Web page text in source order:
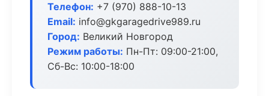
Телефон: +7 (970) 888-10-13
Email: info@gkgaragedrive989.ru
Город: Великий Новгород
Режим работы: Пн-Пт: 09:00-21:00,
Сб-Вс: 10:00-18:00